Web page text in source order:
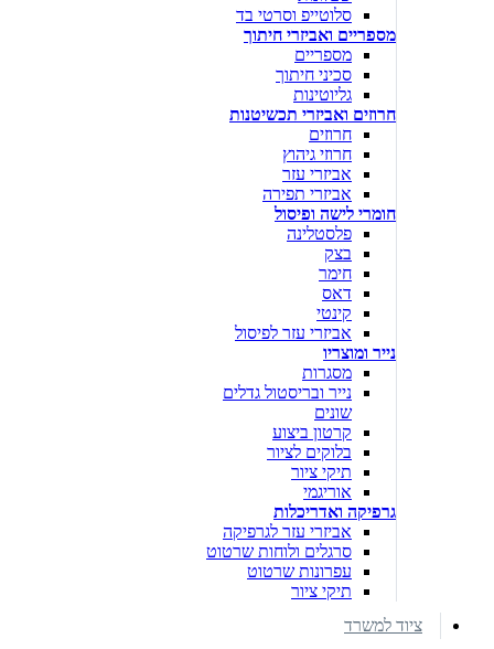
סלוטייפ וסרטי בד
מספריים ואביזרי חיתוך
מספריים
סכיני חיתוך
גליוטינות
חרוזים ואביזרי תכשיטנות
חרוזים
חרוזי גיהוץ
אביזרי עזר
אביזרי תפירה
חומרי לישה ופיסול
פלסטלינה
בצק
חימר
דאס
קינטי
אביזרי עזר לפיסול
נייר ומוצריו
מסגרות
נייר ובריסטול גדלים
שונים
קרטון ביצוע
בלוקים לציור
תיקי ציור
אוריגמי
גרפיקה ואדריכלות
אביזרי עזר לגרפיקה
סרגלים ולוחות שרטוט
עפרונות שרטוט
תיקי ציור
ציוד למשרד